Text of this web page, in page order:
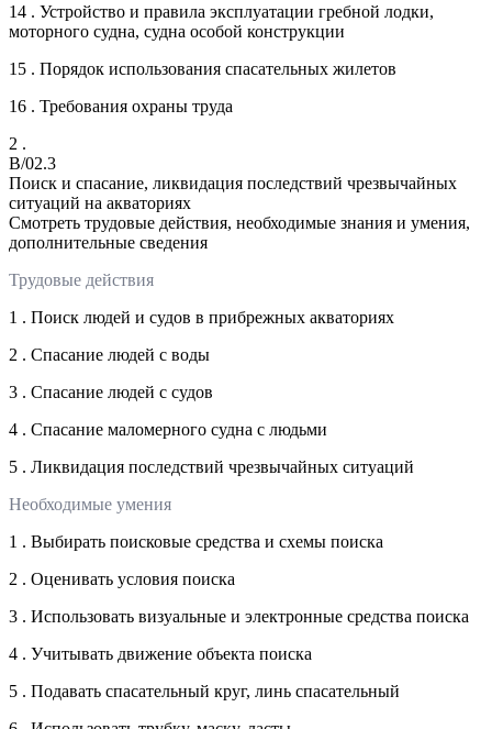
14 . Устройство и правила эксплуатации гребной лодки,
моторного судна, судна особой конструкции
15 . Порядок использования спасательных жилетов
16 . Требования охраны труда
2 .
B/02.3
Поиск и спасание, ликвидация последствий чрезвычайных
ситуаций на акваториях
Смотреть трудовые действия, необходимые знания и умения,
дополнительные сведения
Трудовые действия
1 . Поиск людей и судов в прибрежных акваториях
2 . Спасание людей с воды
3 . Спасание людей с судов
4 . Спасание маломерного судна с людьми
5 . Ликвидация последствий чрезвычайных ситуаций
Необходимые умения
1 . Выбирать поисковые средства и схемы поиска
2 . Оценивать условия поиска
3 . Использовать визуальные и электронные средства поиска
4 . Учитывать движение объекта поиска
5 . Подавать спасательный круг, линь спасательный